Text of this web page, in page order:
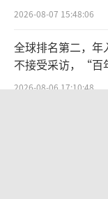
刘勇军在
责集团全球
业务等。这与
2026-08-07 15:48:06
全球排名第二，年
不接受采访，“百
出水面？
2026-08-06 17:10:48